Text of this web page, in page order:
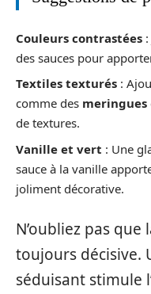
Couleurs contrastées
des sauces pour
Textiles texturés :
comme des meringues
de textures.
Vanille et vert : Une
sauce à la vanille
joliment décorative.
N’oubliez pas
toujours décisive.
séduisant stimule